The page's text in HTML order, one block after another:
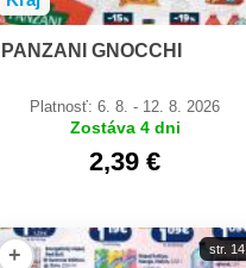
PANZANI GNOCCHI
Platnosť: 6. 8. - 12. 8. 2026
Zostáva 4 dni
2,39 €
+ str. 14